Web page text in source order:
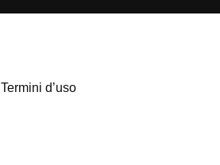
Termini d’uso